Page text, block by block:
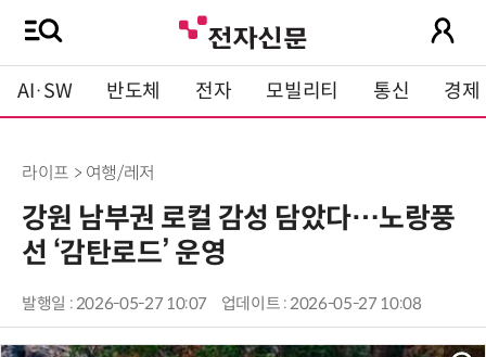
AI·SW 반도체 전자 모빌리티 통신 경제
라이프 > 여행/레저
강원 남부권 로컬 감성 담았다…노랑풍
선 ‘감탄로드’ 운영
발행일 : 2026-05-27 10:07 업데이트 : 2026-05-27 10:08